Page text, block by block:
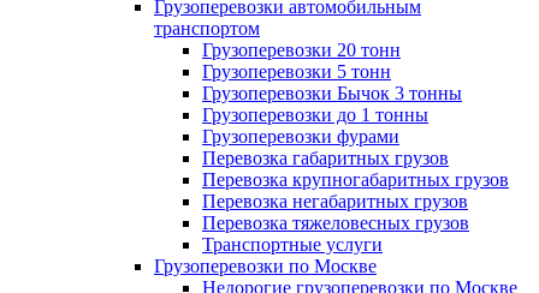
Грузоперевозки автомобильным
транспортом
Грузоперевозки 20 тонн
Грузоперевозки 5 тонн
Грузоперевозки Бычок 3 тонны
Грузоперевозки до 1 тонны
Грузоперевозки фурами
Перевозка габаритных грузов
Перевозка крупногабаритных грузов
Перевозка негабаритных грузов
Перевозка тяжеловесных грузов
Транспортные услуги
Грузоперевозки по Москве
Недорогие грузоперевозки по Москве